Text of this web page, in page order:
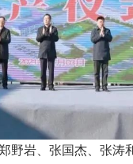
野岩、张国杰、张涛